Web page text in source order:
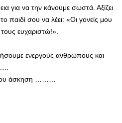
για να την κάνουμε σωστά. Αξίζει
παιδί σου να λέει: «Οι γονείς μου
ευχαριστώ!».
ενεργούς ανθρώπους και
άσκηση ………